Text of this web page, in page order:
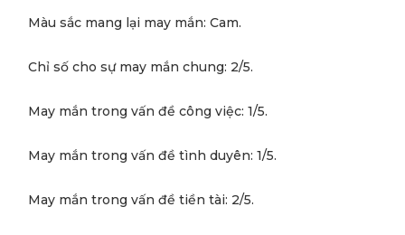
Màu sắc mang lại may mắn: Cam.
Chỉ số cho sự may mắn chung: 2/5.
May mắn trong vấn đề công việc: 1/5.
May mắn trong vấn đề tình duyên: 1/5.
May mắn trong vấn đề tiền tài: 2/5.